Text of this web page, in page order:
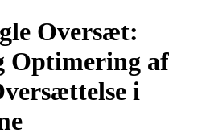
Oversæt:
Optimering af
i